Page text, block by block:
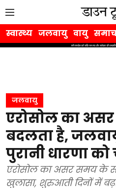
स्वास्थ्य जलवायु वायु
जलवायु
एरोसोल का
बदलता है,
पुरानी धारणा को
एरोसोल का असर समय के
खुलासा, शुरुआती दिनों में